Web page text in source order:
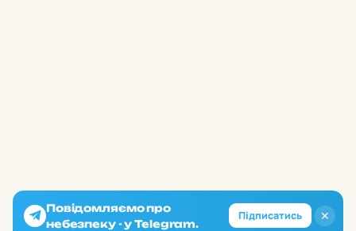
✕
Повідомляємо про
небезпеку - у Telegram.
Підписатись